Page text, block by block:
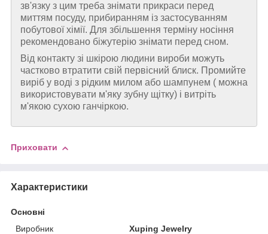
зв'язку з цим треба знімати прикраси перед
миттям посуду, прибиранням із застосуванням
побутової хімії. Для збільшення терміну носіння
рекомендовано біжутерію знімати перед сном.
Від контакту зі шкірою людини вироби можуть
частково втратити свій первісний блиск. Промийте
виріб у воді з рідким милом або шампунем ( можна
використовувати м'яку зубну щітку) і витріть
м'якою сухою ганчіркою.
Приховати
Характеристики
Основні
Виробник
Xuping Jewelry